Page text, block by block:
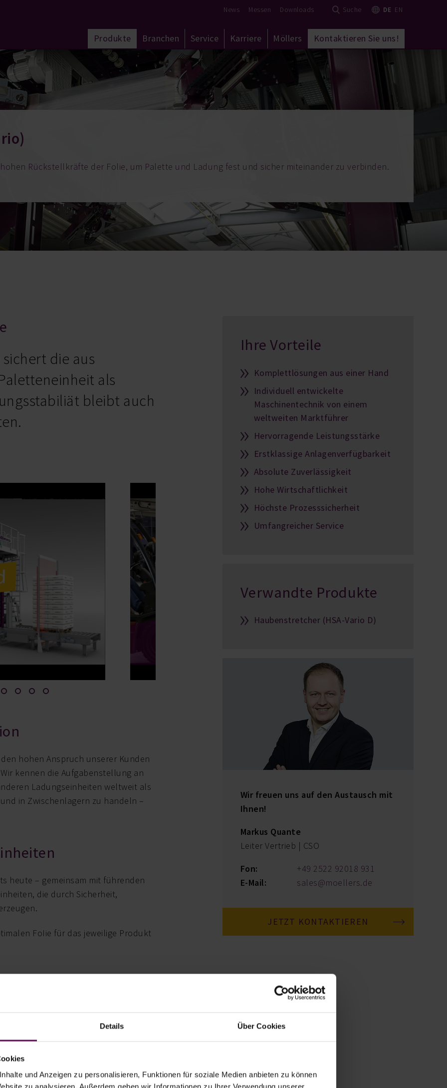
Details Über Cookies
und Anzeigen zu personalisieren, Funktionen für soziale Medien anbieten zu können
Produkte Branchen Service Karriere Möllers Kontaktieren Sie uns!
DE EN
News Messen Downloads Suche
Rückstellkräfte der Folie, um Palette und Ladung fest und sicher miteinander zu verbinden.
die aus
als
bleibt auch
hohen Anspruch unserer Kunden
kennen die Aufgabenstellung an
Ladungseinheiten weltweit als
in Zwischenlagern zu handeln –
heute – gemeinsam mit führenden
die durch Sicherheit,
FoIie für das jeweilige Produkt
Ihre Vorteile
Komplettlösungen aus einer Hand
Individuell entwickelte
Maschinentechnik von einem
weltweiten Marktführer
Hervorragende Leistungsstärke
Erstklassige Anlagenverfügbarkeit
Absolute Zuverlässigkeit
Hohe Wirtschaftlichkeit
Höchste Prozesssicherheit
Umfangreicher Service
Verwandte Produkte
Haubenstretcher (HSA-Vario D)
Wir freuen uns auf den Austausch mit
Ihnen!
Markus Quante
Leiter Vertrieb | CSO
Fon:
+49 2522 92018 931
E-Mail:
sales@moellers.de
JETZT KONTAKTIEREN